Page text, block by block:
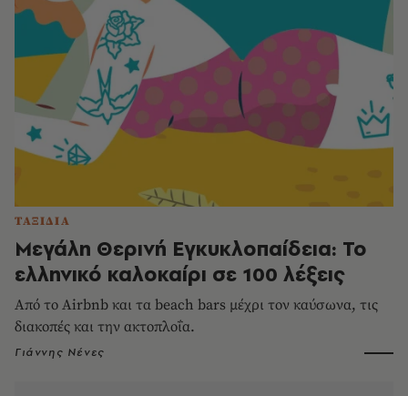
ΤΑΞΙΔΙΑ
Μεγάλη Θερινή Εγκυκλοπαίδεια: Το
ελληνικό καλοκαίρι σε 100 λέξεις
Από το Airbnb και τα beach bars μέχρι τον καύσωνα, τις
διακοπές και την ακτοπλοΐα.
Γιάννης Νένες